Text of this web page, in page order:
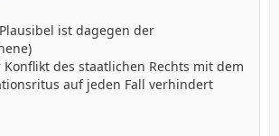
ist dagegen der
des staatlichen Rechts mit dem
auf jeden Fall verhindert